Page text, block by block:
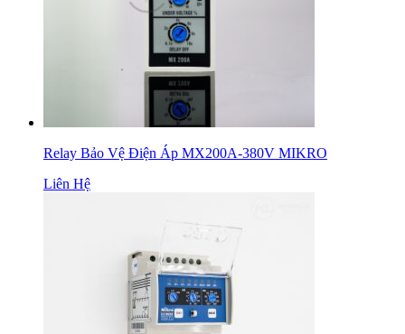
Relay Bảo Vệ Điện Áp MX200A-380V MIKRO
Liên Hệ